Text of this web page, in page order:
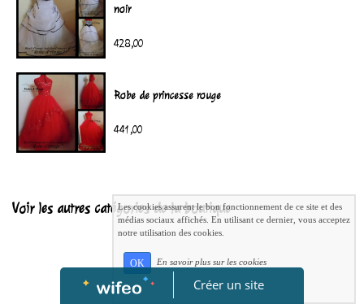
noir
428,00
Robe de princesse rouge
441,00
Voir les autres catégories de la boutique
Créer un site
Les cookies assurent le bon fonctionnement de ce site et des
médias sociaux affichés. En utilisant ce dernier, vous acceptez
notre utilisation des cookies.
OK En savoir plus sur les cookies